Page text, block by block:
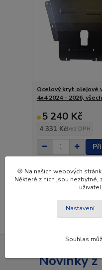
Ocelový kryt olejové
4x4 2024 - 2026,
5 240 Kč
4 331 Kčbez DPH
Novinky
🍪 Na našich webových
Některé z nich jsou
Nastavení
Souhlas